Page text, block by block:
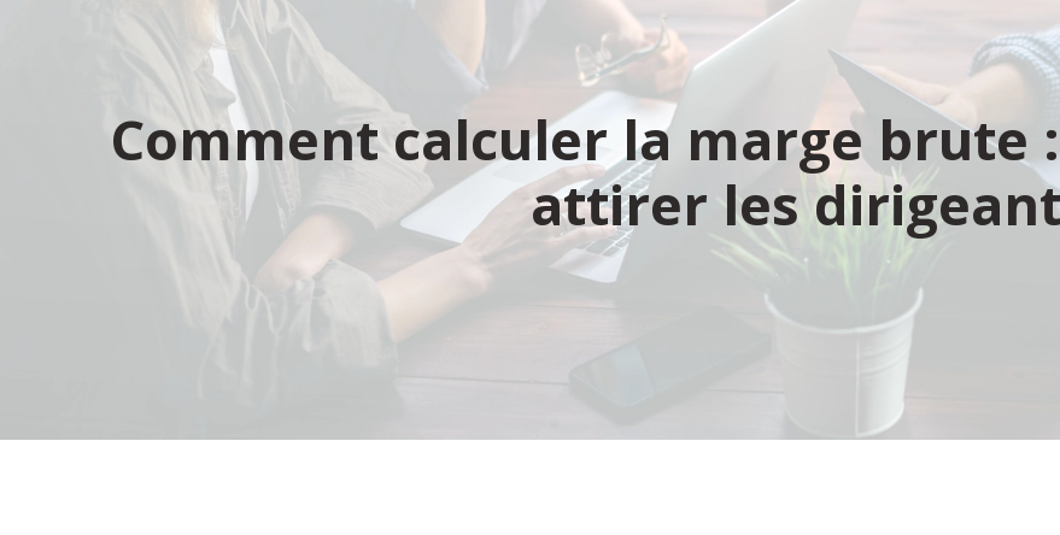
Comment calculer la marge brute
attirer les